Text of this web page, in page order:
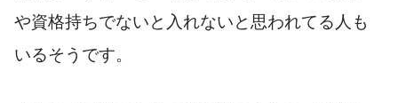
や資格持ちでないと入れないと思われてる人も
いるそうです。